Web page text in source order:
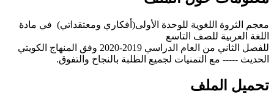
معجم الثروة اللغوية للوحدة الأولى(أفكاري ومعتقداتي) في مادة
اللغة العربية للصف التاسع
للفصل الثاني من العام الدراسي 2019-2020 وفق المنهاج الكويتي
الحديث ----- مع التمنيات لجميع الطلبة بالنجاح والتفوق.
تحميل الملف